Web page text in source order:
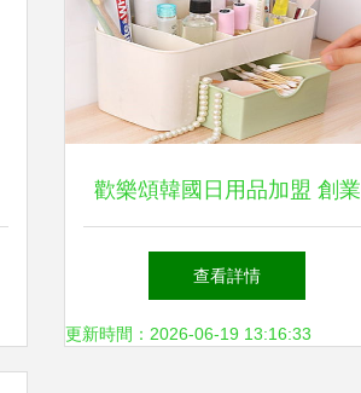
歡樂頌韓國日用品加盟 創業
新風口，日用品市場的品質之
選
查看詳情
更新時間：2026-06-19 13:16:33